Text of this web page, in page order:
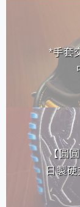
*手套
【圓
日製